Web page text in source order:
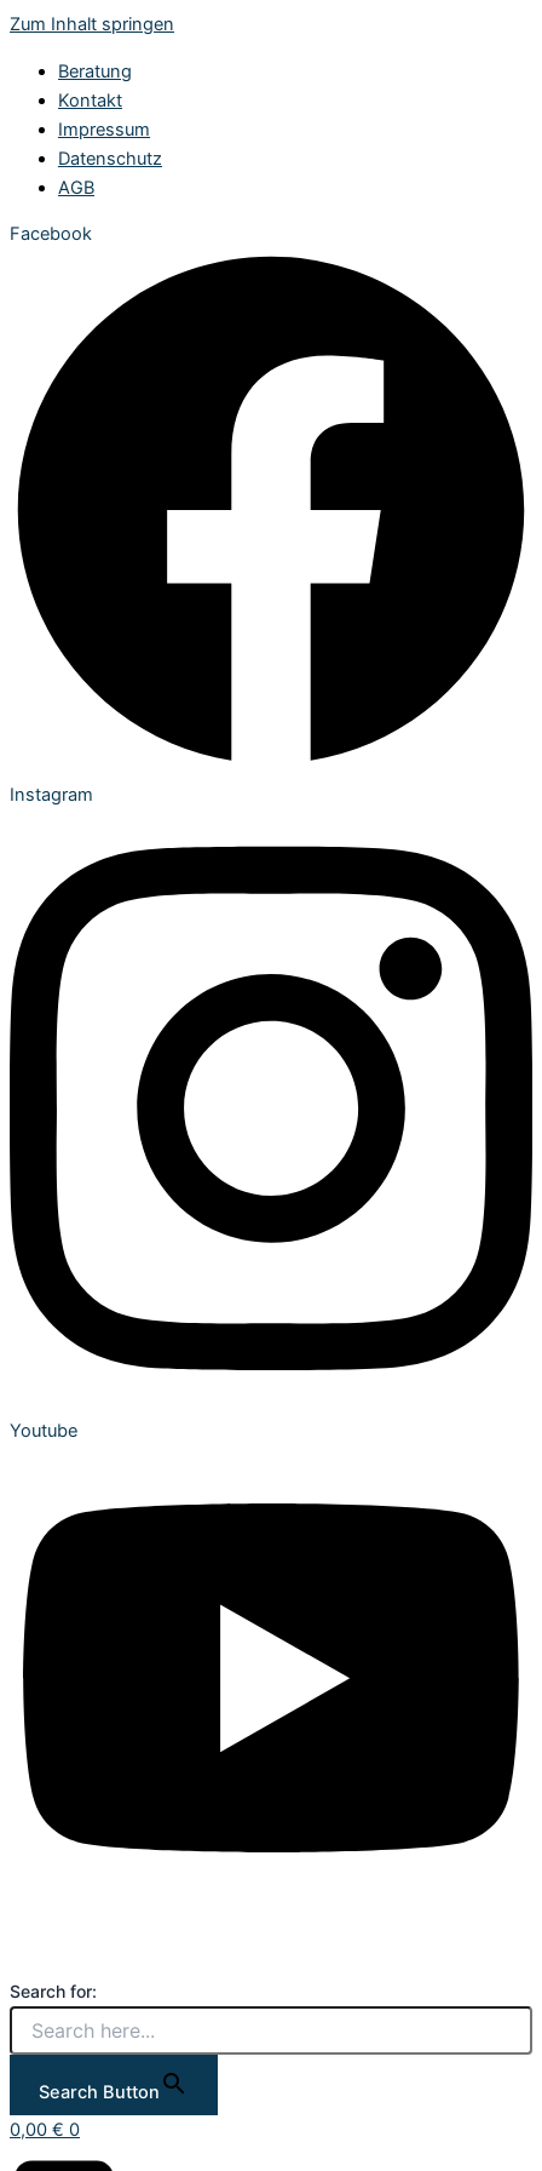
Zum Inhalt springen
Beratung
Kontakt
Impressum
Datenschutz
AGB
Facebook
Instagram
Youtube
Search for:
Search Button
0,00 € 0